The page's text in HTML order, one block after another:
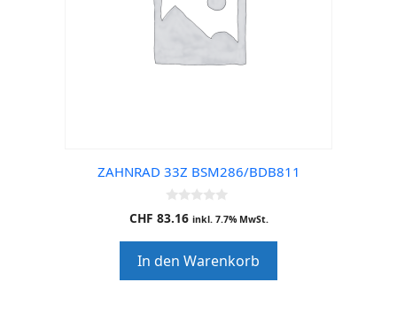
ZAHNRAD 33Z BSM286/BDB811
0
o
o
f
5
CHF 83.16 inkl. 7.7% MwSt.
In den Warenkorb